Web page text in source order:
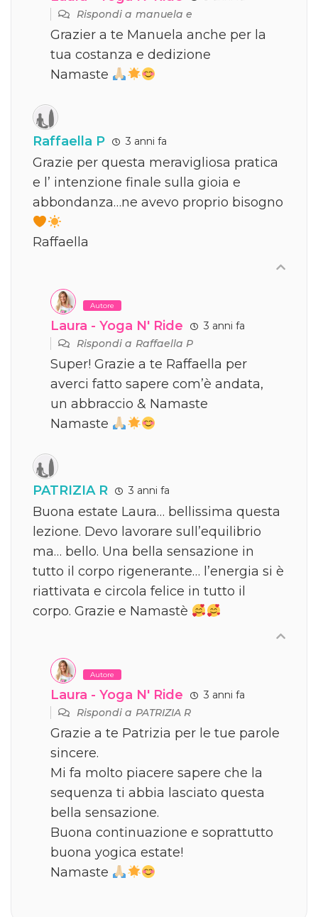
Rispondi amanuela e
Grazier a te Manuela anche per la
tua costanza e dedizione
Namaste
Raffaella P 3 anni fa
Grazie per questa meravigliosa pratica
e l’ intenzione finale sulla gioia e
abbondanza…ne avevo proprio bisogno
Raffaella
Autore
Laura - Yoga N' Ride
3 anni fa
Rispondi aRaffaella P
Super! Grazie a te Raffaella per
averci fatto sapere com’è andata,
un abbraccio & Namaste
Namaste
PATRIZIA R 3 anni fa
Buona estate Laura… bellissima questa
lezione. Devo lavorare sull’equilibrio
ma… bello. Una bella sensazione in
tutto il corpo rigenerante… l’energia si è
riattivata e circola felice in tutto il
corpo. Grazie e Namastè
Autore
Laura - Yoga N' Ride
3 anni fa
Rispondi aPATRIZIA R
Grazie a te Patrizia per le tue parole
sincere.
Mi fa molto piacere sapere che la
sequenza ti abbia lasciato questa
bella sensazione.
Buona continuazione e soprattutto
buona yogica estate!
Namaste